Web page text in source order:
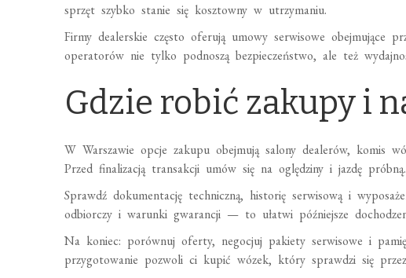
sprzęt szybko stanie się kosztowny w utrzymaniu.
Firmy dealerskie często oferują umowy serwisowe obejmujące
operatorów nie tylko podnoszą bezpieczeństwo, ale też
Gdzie robić zakupy i
W Warszawie opcje zakupu obejmują salony dealerów, komis
Przed finalizacją transakcji umów się na oględziny i jazdę próbną.
Sprawdź dokumentację techniczną, historię serwisową i
odbiorczy i warunki gwarancji — to ułatwi późniejsze
Na koniec: porównuj oferty, negocjuj pakiety serwisowe i
przygotowanie pozwoli ci kupić wózek, który sprawdzi się